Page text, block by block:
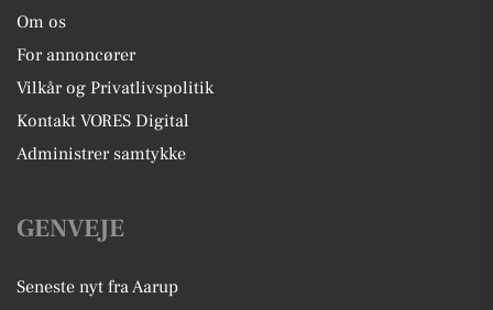
Om os
For annoncører
Vilkår og Privatlivspolitik
Kontakt VORES Digital
Administrer samtykke
GENVEJE
Seneste nyt fra Aarup